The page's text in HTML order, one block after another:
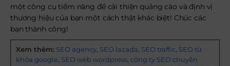
một công cụ tiềm năng để cải thiện quảng cáo và định vị
thương hiệu của bạn một cách thật khác biệt! Chúc các
bạn thành công!
Xem thêm: SEO agency SEO lazada SEO traffic SEO từ
khóa google SEO web wordpress công ty SEO chuyên